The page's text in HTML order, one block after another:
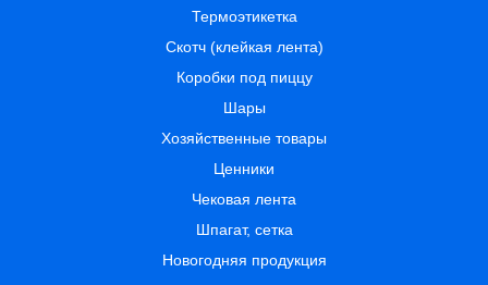
Термоэтикетка
Скотч (клейкая лента)
Коробки под пиццу
Шары
Хозяйственные товары
Ценники
Чековая лента
Шпагат, сетка
Новогодняя продукция